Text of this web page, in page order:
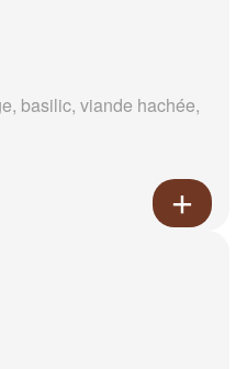
basilic, viande hachée,